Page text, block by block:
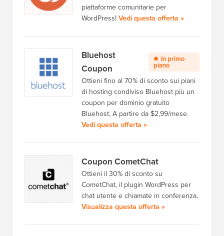
piattaforme comunitarie per
WordPress!Vedi questa offerta »
Bluehost
Coupon
In primo
piano
Ottieni fino al 70% di sconto sui piani
di hosting condiviso Bluehost più un
coupon per dominio gratuito
Bluehost. A partire da $2,99/mese.
Vedi questa offerta »
Coupon CometChat
Ottieni il 30% di sconto su
CometChat, il plugin WordPress per
chat utente e chiamate in conferenza.
Visualizza questa offerta »